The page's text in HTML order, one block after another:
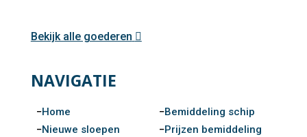
Bekijk alle goederen
NAVIGATIE
Home
Nieuwe sloepen
Bemiddeling schip
Prijzen bemiddeling